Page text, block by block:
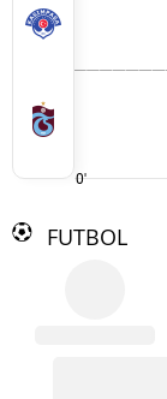
0'
FUTBOL